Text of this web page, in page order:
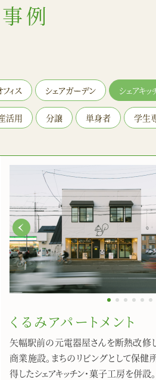
例
フィス シェアガーデン シェアキッ
活用 分譲 単身者 学生
Previous
くるみアパートメント
矢幅駅前の元電器屋さんを断熱改修
商業施設。まちのリビングとして保健
得したシェアキッチン・菓子工房を併設。